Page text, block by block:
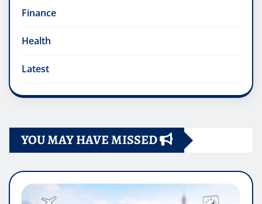
Finance
Health
Latest
YOU MAY HAVE MISSED